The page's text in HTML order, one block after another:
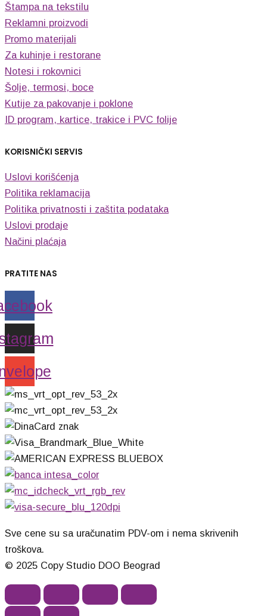
Štampa na tekstilu
Reklamni proizvodi
Promo materijali
Za kuhinje i restorane
Notesi i rokovnici
Šolje, termosi, boce
Kutije za pakovanje i poklone
ID program, kartice, trakice i PVC folije
KORISNIČKI SERVIS
Uslovi korišćenja
Politika reklamacija
Politika privatnosti i zaštita podataka
Uslovi prodaje
Načini plaćaja
PRATITE NAS
Sve cene su sa uračunatim PDV-om i nema skrivenih
troškova.
© 2025 Copy Studio DOO Beograd